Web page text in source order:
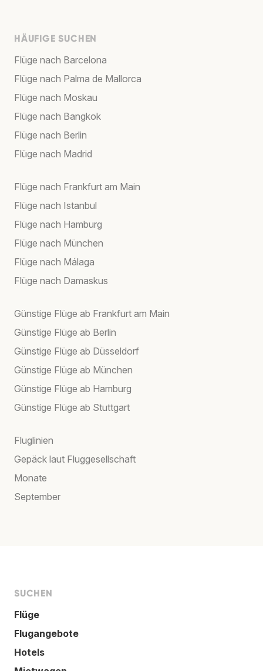
HÄUFIGE SUCHEN
Flüge nach Barcelona
Flüge nach Palma de Mallorca
Flüge nach Moskau
Flüge nach Bangkok
Flüge nach Berlin
Flüge nach Madrid
Flüge nach Frankfurt am Main
Flüge nach Istanbul
Flüge nach Hamburg
Flüge nach München
Flüge nach Málaga
Flüge nach Damaskus
Günstige Flüge ab Frankfurt am Main
Günstige Flüge ab Berlin
Günstige Flüge ab Düsseldorf
Günstige Flüge ab München
Günstige Flüge ab Hamburg
Günstige Flüge ab Stuttgart
Fluglinien
Gepäck laut Fluggesellschaft
Monate
September
SUCHEN
Flüge
Flugangebote
Hotels